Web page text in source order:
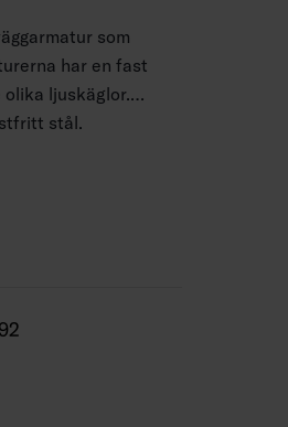
som
har en fast
olika ljuskäglor.
stål.